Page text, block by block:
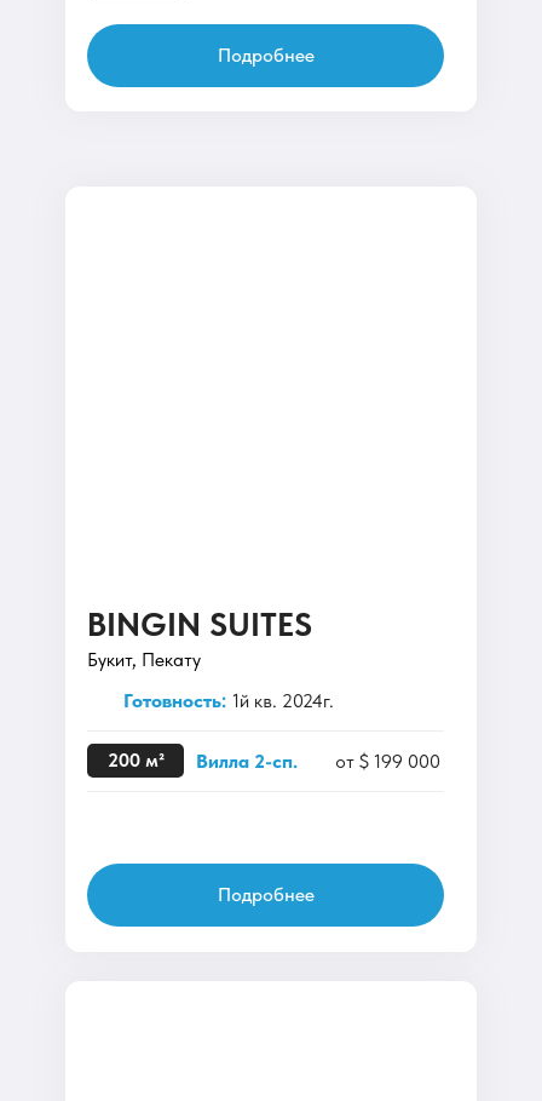
Подробнее
BINGIN SUITES
Букит, Пекату
Готовность: 1й кв. 2024г.
200 м² Вилла 2-сп. от $ 199 000
Подробнее